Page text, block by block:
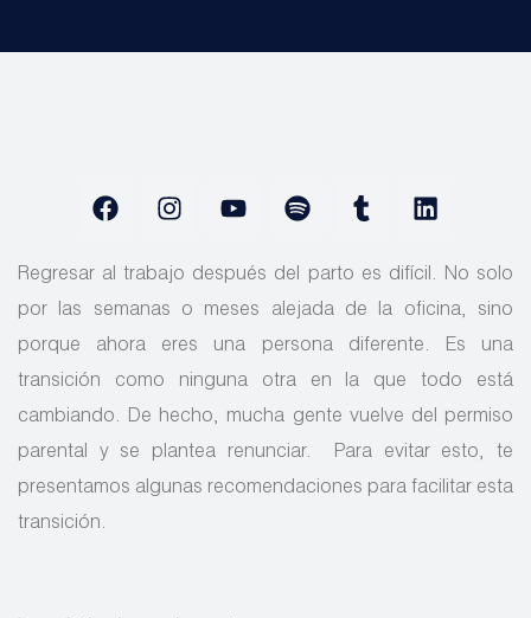
Regresar al trabajo después del parto es difícil. No solo
por las semanas o meses alejada de la oficina, sino
porque ahora eres una persona diferente. Es una
transición como ninguna otra en la que todo está
cambiando. De hecho, mucha gente vuelve del permiso
parental y se plantea renunciar.
Para evitar esto, te
presentamos algunas recomendaciones para facilitar esta
transición.